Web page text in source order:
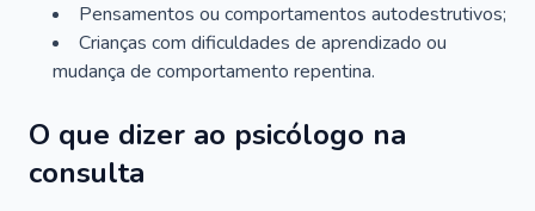
Pensamentos ou comportamentos autodestrutivos;
Crianças com dificuldades de aprendizado ou
mudança de comportamento repentina.
O que dizer ao psicólogo na
consulta